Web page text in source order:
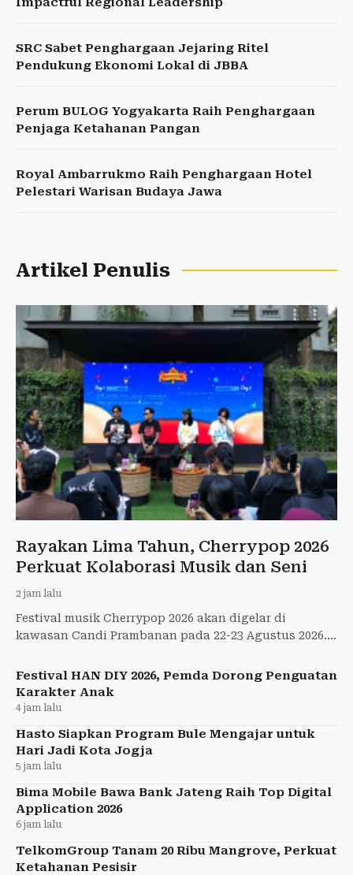
SRC Sabet Penghargaan Jejaring Ritel
Pendukung Ekonomi Lokal di JBBA
Perum BULOG Yogyakarta Raih Penghargaan
Penjaga Ketahanan Pangan
Royal Ambarrukmo Raih Penghargaan Hotel
Pelestari Warisan Budaya Jawa
Artikel Penulis
Rayakan Lima Tahun, Cherrypop 2026
Perkuat Kolaborasi Musik dan Seni
2 jam lalu
Festival musik Cherrypop 2026 akan digelar di
kawasan Candi Prambanan pada 22-23 Agustus 2026.
Festival HAN DIY 2026, Pemda Dorong Penguatan
Karakter Anak
4 jam lalu
Hasto Siapkan Program Bule Mengajar untuk
Hari Jadi Kota Jogja
5 jam lalu
Bima Mobile Bawa Bank Jateng Raih Top Digital
Application 2026
6 jam lalu
TelkomGroup Tanam 20 Ribu Mangrove, Perkuat
Ketahanan Pesisir